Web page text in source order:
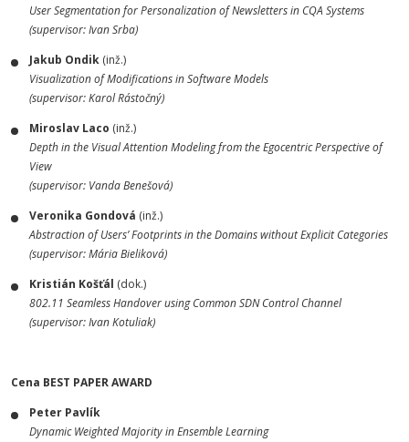
User Segmentation for Personalization of Newsletters in CQA Systems
(supervisor: Ivan Srba)
Jakub Ondik (inž.)
Visualization of Modifications in Software Models
(supervisor: Karol Rástočný)
Miroslav Laco (inž.)
Depth in the Visual Attention Modeling from the Egocentric Perspective of
View
(supervisor: Vanda Benešová)
Veronika Gondová (inž.)
Abstraction of Users’ Footprints in the Domains without Explicit Categories
(supervisor: Mária Bieliková)
Kristián Košťál (dok.)
802.11 Seamless Handover using Common SDN Control Channel
(supervisor: Ivan Kotuliak)
Cena BEST PAPER AWARD
Peter Pavlík
Dynamic Weighted Majority in Ensemble Learning